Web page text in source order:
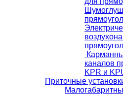
каналов
KPR и
Приточные